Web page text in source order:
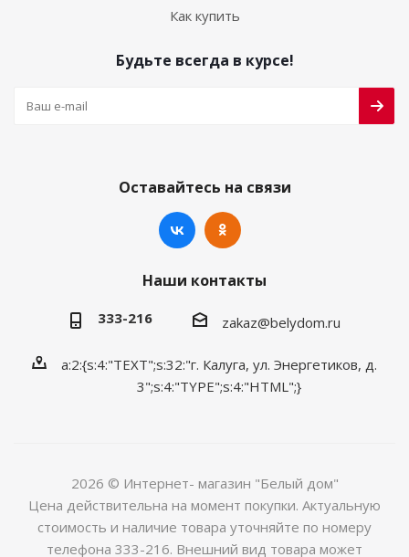
Как купить
Будьте всегда в курсе!
Оставайтесь на связи
Наши контакты
333-216 zakaz@belydom.ru
a:2:{s:4:"TEXT";s:32:"г. Калуга, ул. Энергетиков, д.
3";s:4:"TYPE";s:4:"HTML";}
2026 © Интернет- магазин "Белый дом"
Цена действительна на момент покупки. Актуальную
стоимость и наличие товара уточняйте по номеру
телефона 333-216. Внешний вид товара может